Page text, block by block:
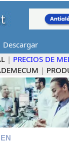
Descargar
| PRECIOS DE
|